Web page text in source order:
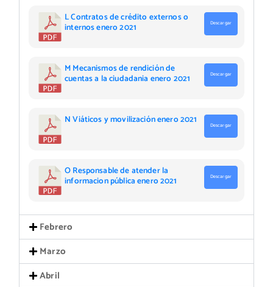
L Contratos de crédito externos o
internos enero 2021 Descargar
M Mecanismos de rendición de
cuentas a la ciudadania enero 2021 Descargar
N Viáticos y movilización enero 2021 Descargar
O Responsable de atender la
informacion pública enero 2021 Descargar
Febrero
Marzo
Abril